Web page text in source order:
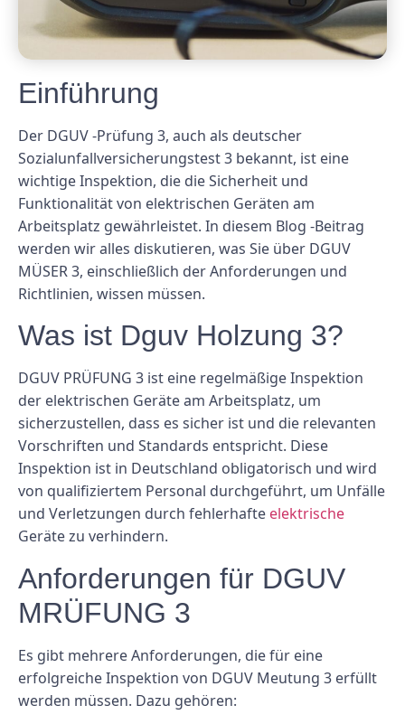
Einführung
Der DGUV -Prüfung 3, auch als deutscher
Sozialunfallversicherungstest 3 bekannt, ist eine
wichtige Inspektion, die die Sicherheit und
Funktionalität von elektrischen Geräten am
Arbeitsplatz gewährleistet. In diesem Blog -Beitrag
werden wir alles diskutieren, was Sie über DGUV
MÜSER 3, einschließlich der Anforderungen und
Richtlinien, wissen müssen.
Was ist Dguv Holzung 3?
DGUV PRÜFUNG 3 ist eine regelmäßige Inspektion
der elektrischen Geräte am Arbeitsplatz, um
sicherzustellen, dass es sicher ist und die relevanten
Vorschriften und Standards entspricht. Diese
Inspektion ist in Deutschland obligatorisch und wird
von qualifiziertem Personal durchgeführt, um Unfälle
und Verletzungen durch fehlerhafte elektrische
Geräte zu verhindern.
Anforderungen für DGUV
MRÜFUNG 3
Es gibt mehrere Anforderungen, die für eine
erfolgreiche Inspektion von DGUV Meutung 3 erfüllt
werden müssen. Dazu gehören: